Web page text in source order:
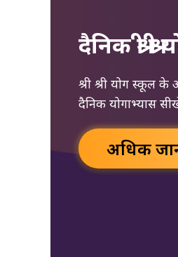
दैनिक श्री श्री
श्री श्री योग स्कूल
दैनिक योगाभ्यास
अधिक